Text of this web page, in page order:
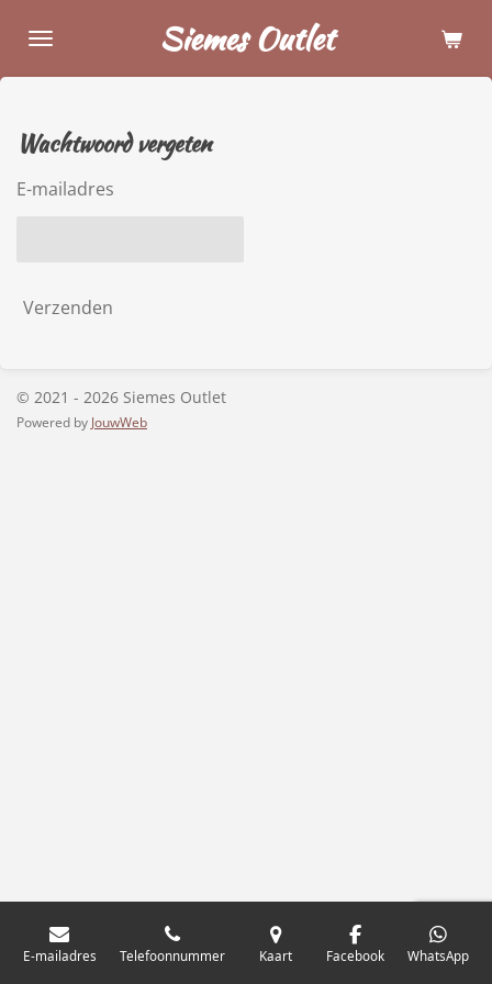
direct
naar
hoofdinhoud
Siemes Outlet
Wachtwoord vergeten
E-mailadres
Verzenden
© 2021 - 2026 Siemes Outlet
Powered by JouwWeb
E-mailadres Telefoonnummer Kaart Facebook WhatsApp